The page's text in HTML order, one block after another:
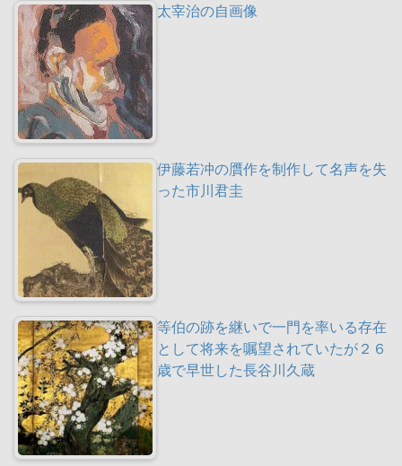
太宰治の自画像
伊藤若冲の贋作を制作して名声を失
った市川君圭
等伯の跡を継いで一門を率いる存在
として将来を嘱望されていたが２６
歳で早世した長谷川久蔵